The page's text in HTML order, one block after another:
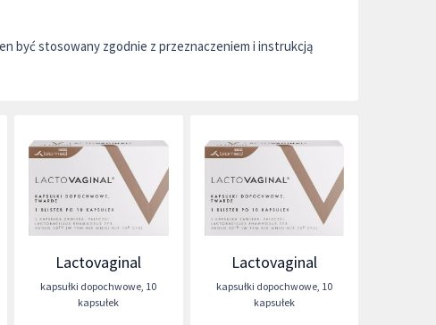
być stosowany zgodnie z przeznaczeniem i instrukcją
Lactovaginal
kapsułki dopochwowe, 10
kapsułek
Lactovaginal
kapsułki dopochwowe, 10
kapsułek